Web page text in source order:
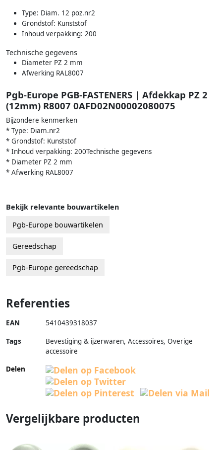
Type: Diam. 12 poz.nr2
Grondstof: Kunststof
Inhoud verpakking: 200
Technische gegevens
Diameter PZ 2 mm
Afwerking RAL8007
Pgb-Europe PGB-FASTENERS | Afdekkap PZ 2
(12mm) R8007 0AFD02N00002080075
Bijzondere kenmerken
* Type: Diam.nr2
* Grondstof: Kunststof
* Inhoud verpakking: 200Technische gegevens
* Diameter PZ 2 mm
* Afwerking RAL8007
Bekijk relevante bouwartikelen
Pgb-Europe bouwartikelen
Gereedschap
Pgb-Europe gereedschap
Referenties
EAN 5410439318037
Tags
Bevestiging & ijzerwaren, Accessoires, Overige
accessoire
Delen
Vergelijkbare producten